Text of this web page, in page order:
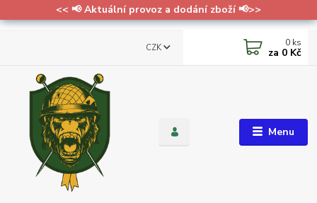
<< 📢 Aktuální provoz a dodání zboží 📢>>
Menu
CZK 0 ks
za 0 Kč